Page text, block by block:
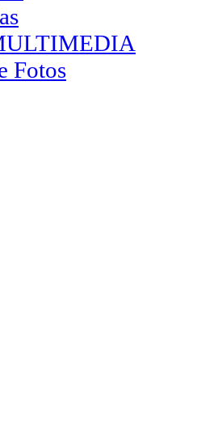
Fotos